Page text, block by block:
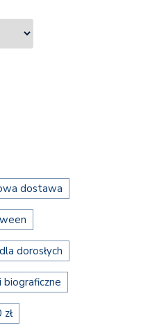
dostawa
dorosłych
biograficzne